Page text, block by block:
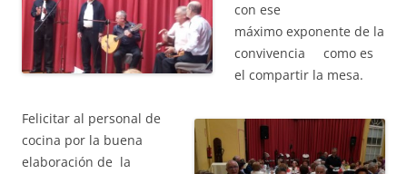
con ese
máximo exponente de la
convivencia como es
el compartir la mesa.
Felicitar al personal de
cocina por la buena
elaboración de la